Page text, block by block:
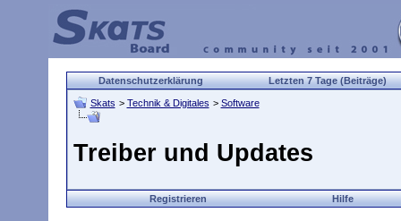
Datenschutzerklärung Letzten 7 Tage (Beiträge)
Skats > Technik & Digitales > Software
Treiber und Updates
Registrieren Hilfe